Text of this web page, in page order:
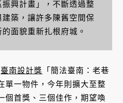
興計畫」，不斷透過整
築，讓許多陳舊空間保
面貌重新扎根府城。
臺南設計獎 「簡法臺南：老巷
單一物件，今年則擴大至整
個首獎、三個佳作，期望喚